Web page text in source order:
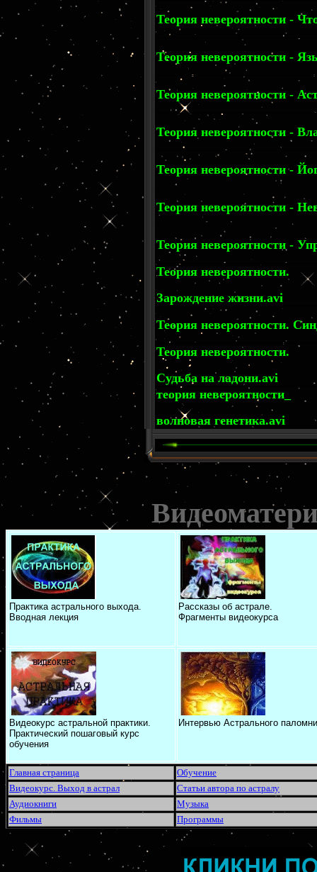
Теория невероятности -
Теория невероятности -
Теория невероятности -
Теория невероятности -
Теория невероятности -
Теория невероятности -
Теория невероятности -
Теория невероятности.
Зарождение жизни.avi
Теория невероятности.
Теория невероятности.
Судьба на ладони.avi
теория невероятности_
волновая генетика.avi
Практика астрального выхода.
Вводная лекция
Рассказы об астрале.
Фрагменты видеокурса
Видеокурс астральной практики.
Практический пошаговый курс
обучения
Интервью Астрального
Главная страница
Обучение
Видеокурс. Выход в астрал
Статьи автора по астралу
Аудиокниги
Музыка
Фильмы
Программы